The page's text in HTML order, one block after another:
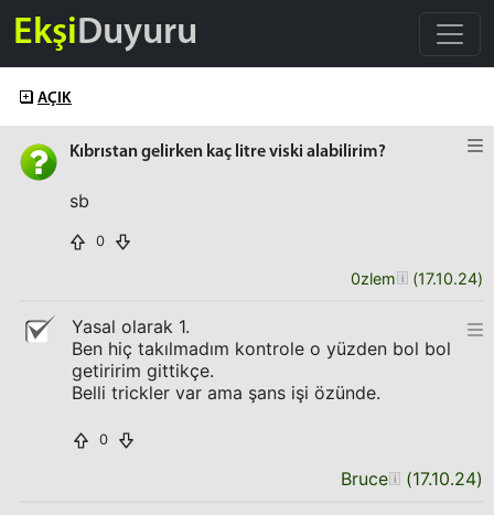
EkşiDuyuru
AÇIK
Kıbrıstan gelirken kaç litre viski alabilirim?
sb
0
0zlem (17.10.24)
Yasal olarak 1.
Ben hiç takılmadım kontrole o yüzden bol bol
getiririm gittikçe.
Belli trickler var ama şans işi özünde.
0
Bruce (17.10.24)